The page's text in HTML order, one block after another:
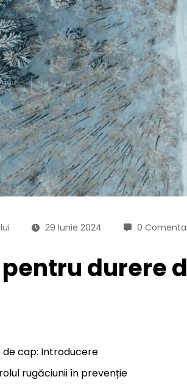
29 Iunie 2024 0
durere
cap: Introducere
rugăciunii în prevenție